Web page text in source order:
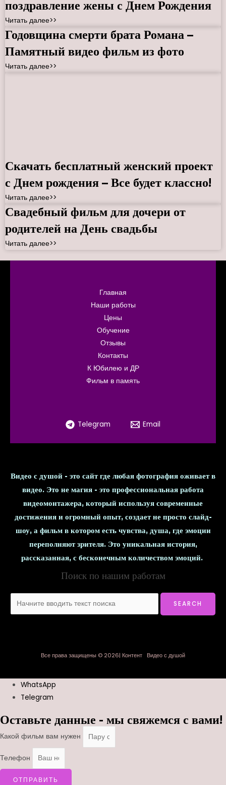
поздравление жены с Днем Рождения
Читать далее>>
Годовщина смерти брата Романа –
Памятный видео фильм из фото
Читать далее>>
Скачать бесплатный женский проект
с Днем рождения – Все будет классно!
Читать далее>>
Свадебный фильм для дочери от
родителей на День свадьбы
Читать далее>>
Главная
Наши работы
Цены
Обучение
Отзывы
Контакты
К Юбилею и ДР
Фильм в память
Telegram Email
Видео с душой - это сайт где любая фотография оживает в
видео. Это не магия - это профессиональная работа
видеомонтажера, который используя современные
достижения и огромный опыт, создает не просто слайд-
шоу, а фильм в котором есть чувства, душа, где эмоции
переполняют зрителя. Это уникальная история,
рассказанная, с бесконечным количеством эмоций.
Поиск по нашим работам
Все права защищены © 2026| Контент Видео с душой
WhatsApp
Telegram
Оставьте данные - мы свяжемся с вами!
Какой фильм вам нужен
Телефон
ОТПРАВИТЬ